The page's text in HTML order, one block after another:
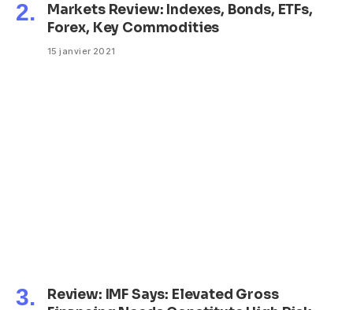
Markets Review: Indexes, Bonds, ETFs,
Forex, Key Commodities
15 janvier 2021
Review: IMF Says: Elevated Gross